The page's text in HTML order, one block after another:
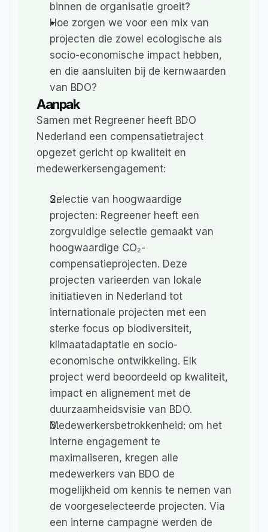
binnen de organisatie groeit?
Hoe zorgen we voor een mix van
projecten die zowel ecologische als
socio-economische impact hebben,
en die aansluiten bij de kernwaarden
van BDO?
Aanpak
Samen met Regreener heeft BDO
Nederland een compensatietraject
opgezet gericht op kwaliteit en
medewerkersengagement:
Selectie van hoogwaardige
projecten: Regreener heeft een
zorgvuldige selectie gemaakt van
hoogwaardige CO₂-
compensatieprojecten. Deze
projecten varieerden van lokale
initiatieven in Nederland tot
internationale projecten met een
sterke focus op biodiversiteit,
klimaatadaptatie en socio-
economische ontwikkeling. Elk
project werd beoordeeld op kwaliteit,
impact en alignement met de
duurzaamheidsvisie van BDO.
Medewerkersbetrokkenheid: om het
interne engagement te
maximaliseren, kregen alle
medewerkers van BDO de
mogelijkheid om kennis te nemen van
de voorgeselecteerde projecten. Via
een interne campagne werden de